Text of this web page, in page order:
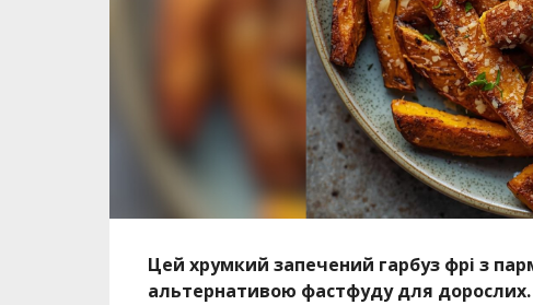
Цей хрумкий запечений гарбуз фрі з
альтернативою фастфуду для дорослих.